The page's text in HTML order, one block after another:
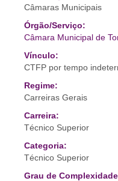
Câmaras Municipais
Órgão/Serviço:
Câmara Municipal de
Vínculo:
CTFP por tempo
Regime:
Carreiras Gerais
Carreira:
Técnico Superior
Categoria:
Técnico Superior
Grau de